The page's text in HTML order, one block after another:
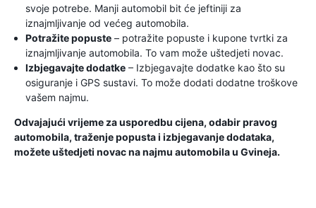
svoje potrebe. Manji automobil bit će jeftiniji za
iznajmljivanje od većeg automobila.
Potražite popuste – potražite popuste i kupone tvrtki za
iznajmljivanje automobila. To vam može uštedjeti novac.
Izbjegavajte dodatke – Izbjegavajte dodatke kao što su
osiguranje i GPS sustavi. To može dodati dodatne troškove
vašem najmu.
Odvajajući vrijeme za usporedbu cijena, odabir pravog
automobila, traženje popusta i izbjegavanje dodataka,
možete uštedjeti novac na najmu automobila u Gvineja.